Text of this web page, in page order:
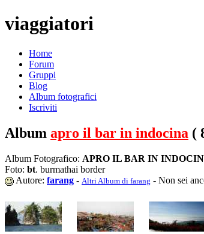
viaggiatori
Home
Forum
Gruppi
Blog
Album fotografici
Iscriviti
Album apro il bar in indocina (
Album Fotografico: APRO IL BAR IN
Foto: bt. burmathai border
Autore: farang - Altri Album di farang - Non sei